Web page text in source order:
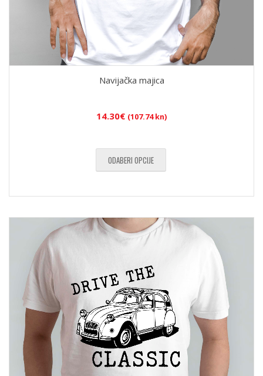
Navijačka majica
14.30€ (107.74 kn)
ODABERI OPCIJE